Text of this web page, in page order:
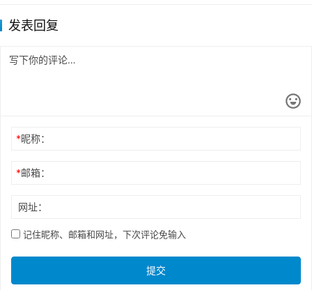
发表回复
*昵称：
*邮箱：
网址：
记住昵称、邮箱和网址，下次评论免输入
提交